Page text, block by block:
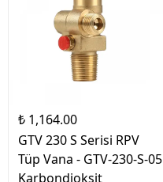
₺ 1,164.00
GTV 230 S Serisi RPV
Tüp Vana - GTV-230-S-05
Karbondioksit